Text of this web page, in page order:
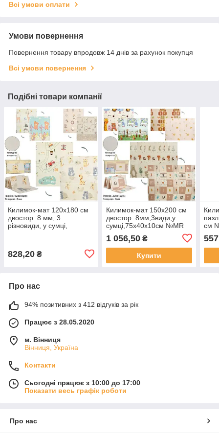
Всі умови оплати
Умови повернення
Повернення товару впродовж 14 днів за рахунок покупця
Всі умови повернення
Подібні товари компанії
Килимок-мат 120х180 см
двостор. 8 мм, 3
різновиди, у сумці,
828,20 ₴
Килимок-мат 150х200 см
двостор. 8мм,3види,у
сумці,75х40х10см №MR
1 056,50₴
Купити
см
Про нас
94% позитивних з 412 відгуків за рік
Працює з 28.05.2020
м. Вінниця
Вінниця, Україна
Контакти
Сьогодні працює з 10:00 до 17:00
Показати весь графік роботи
Про нас